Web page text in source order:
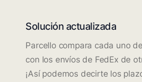
Solución actualizada
Parcello compara cada uno
con los envíos de FedEx de
¡Así podemos decirte los